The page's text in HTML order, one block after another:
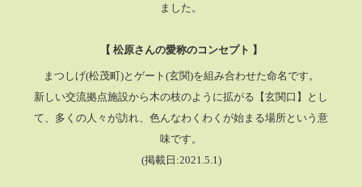
ました。
【 松原さんの愛称のコンセプト 】
まつしげ(松茂町)とゲート(玄関)を組み合わせた命名です。
新しい交流拠点施設から木の枝のように拡がる【玄関口】とし
て、多くの人々が訪れ、色んなわくわくが始まる場所という意
味です。
(掲載日:2021.5.1)